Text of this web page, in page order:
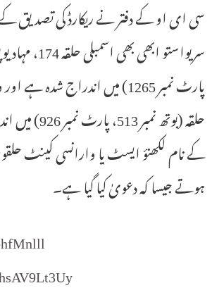
سی ای او کے دفتر نے ریکارڈ کی تصدیق کے
پارٹ نمبر 1265) میں اندراج
حلقہ (بوتھ
کے نام لکھنؤ ایسٹ یا وارانسی کینٹ
ہوتے جیسا کہ دعویٰ کیا گیا ہے۔